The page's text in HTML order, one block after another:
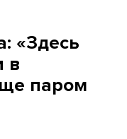
«Здесь
в
паром